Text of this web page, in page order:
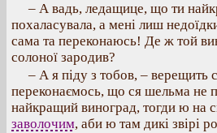
– А вадь, ледащице, що ти
похаласувала, а мені лиш
сама та переконаюсь! Де ж той
солоної зародив?
– А я піду з тобов, – верещить
переконаємось, що ся шельма не
найкращий виноград, тогди ю на
заволочим, аби ю там дикі звірі